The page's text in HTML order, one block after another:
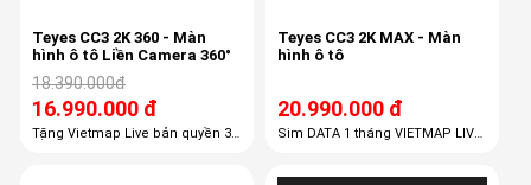
Teyes CC3 2K 360 - Màn
hình ô tô Liền Camera 360°
18.390.000đ
16.990.000 đ
Tặng Vietmap Live bản quyền 36
Teyes CC3 2K MAX - Màn
hình ô tô
20.990.000 đ
Sim DATA 1 tháng VIETMAP LIVE